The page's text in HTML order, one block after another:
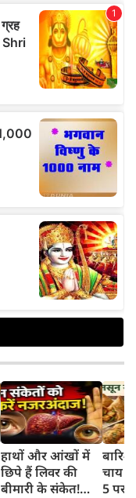
हाथों और आंखों में
छिपे हैं लिवर की
बीमारी के संकेत!
चाय
5